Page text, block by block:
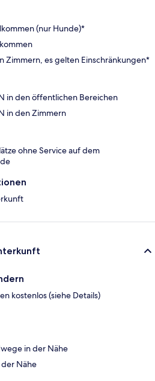
(nur Hunde)*
Zimmern, es gelten Einschränkungen*
in den öffentlichen Bereichen
in den Zimmern
ohne Service auf dem
kostenlos (siehe Details)
in der Nähe
Nähe